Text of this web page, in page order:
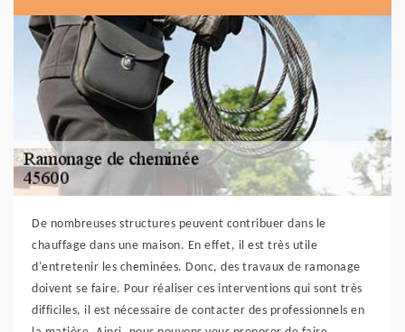
De nombreuses structures peuvent contribuer dans le
chauffage dans une maison. En effet, il est très utile
d'entretenir les cheminées. Donc, des travaux de ramonage
doivent se faire. Pour réaliser ces interventions qui sont très
difficiles, il est nécessaire de contacter des professionnels en